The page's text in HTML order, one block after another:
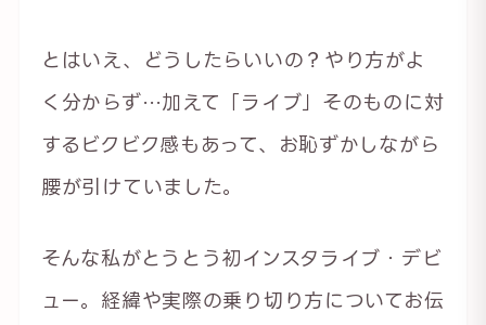
とはいえ、どうしたらいいの？やり方がよ
く分からず…加えて「ライブ」そのものに対
するビクビク感もあって、お恥ずかしながら
腰が引けていました。
そんな私がとうとう初インスタライブ・デビ
ュー。経緯や実際の乗り切り方についてお伝